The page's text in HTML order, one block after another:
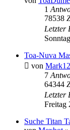
1
78538
Letzter
Toa-Nuva
von
7
64344
Letzter
Freitag
Suche Titan